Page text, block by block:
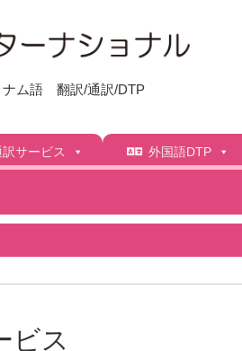
ナム語 翻訳/通訳/DTP
訳サービス 外国語DTP
ビス